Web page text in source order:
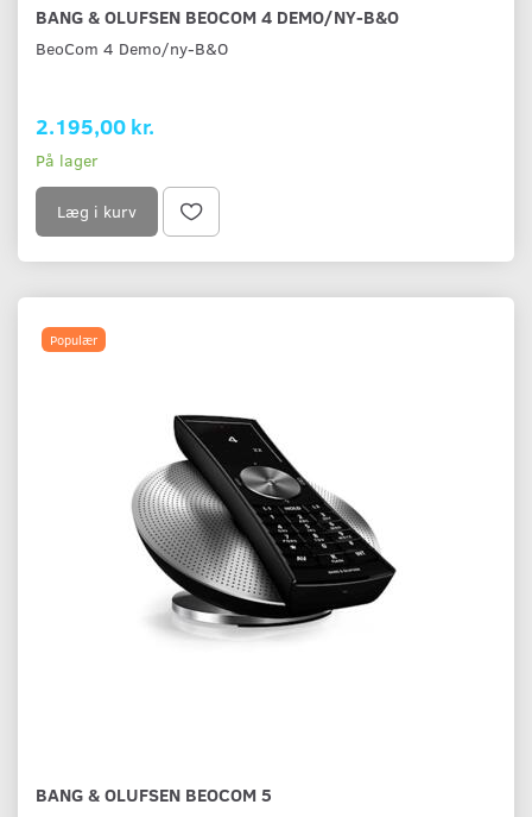
BANG & OLUFSEN BEOCOM 4 DEMO/NY-B&O
BeoCom 4 Demo/ny-B&O
2.195,00 kr.
På lager
Læg i kurv
Populær
BANG & OLUFSEN BEOCOM 5